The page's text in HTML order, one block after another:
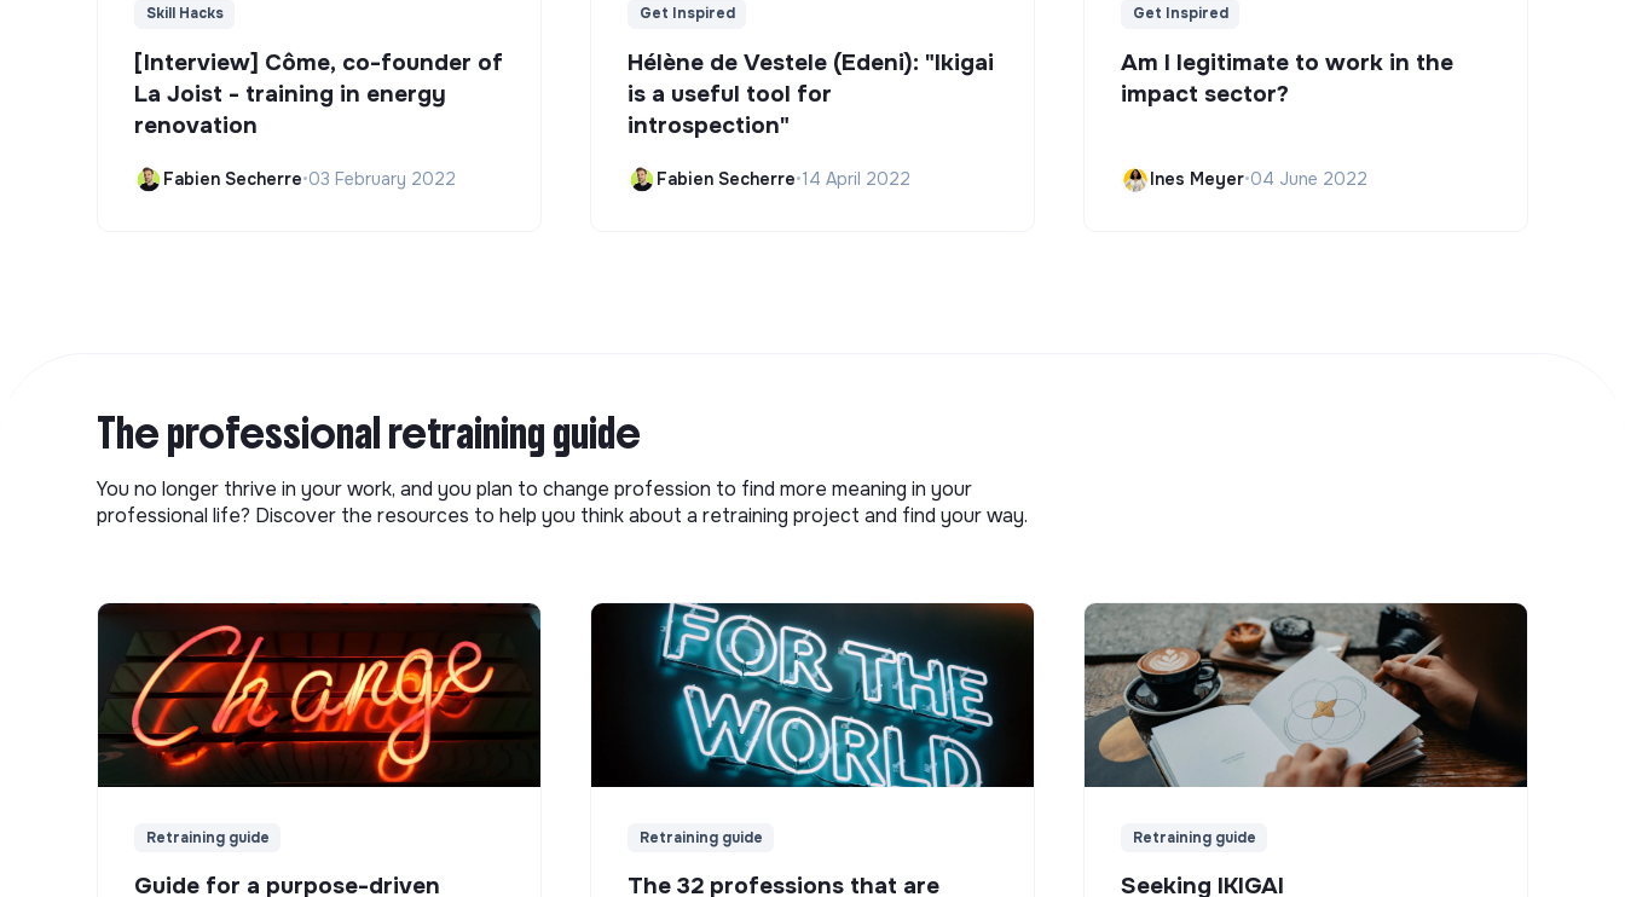
Skill Hacks
[Interview] Côme, co-founder of
La Joist - training in energy
renovation
Fabien Secherre•03 February 2022
Get Inspired
Hélène de Vestele (Edeni): "Ikigai
is a useful tool for
introspection"
Fabien Secherre•14 April 2022
Get Inspired
Am I legitimate to work in the
impact sector?
Ines Meyer•04 June 2022
The professional retraining guide
You no longer thrive in your work, and you plan to change profession to find more meaning in your
professional life? Discover the resources to help you think about a retraining project and find your way.
Retraining guide
Guide for a purpose-driven
Retraining guide
The 32 professions that are
Retraining guide
Seeking IKIGAI